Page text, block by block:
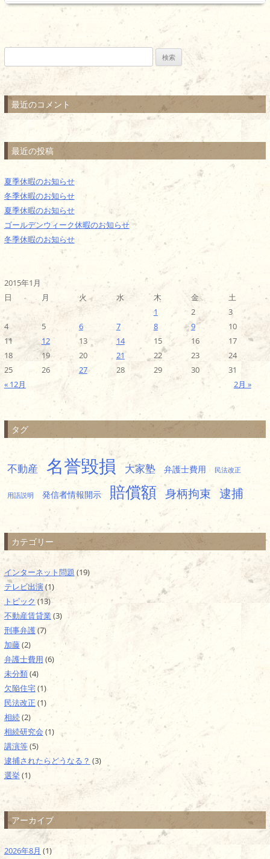
索:
最近のコメント
最近の投稿
夏季休暇のお知らせ
冬季休暇のお知らせ
夏季休暇のお知らせ
ゴールデンウィーク休暇のお知らせ
冬季休暇のお知らせ
2015年1月
日
月 火 水 木 金
土
1
2
3
4
5 6 7 8 9
10
11
12 13 14 15 16
17
18
19 20 21 22 23
24
25
26 27 28 29 30
31
« 12月
2月 »
タグ
不動産 名誉毀損 大家塾 弁護士費用 民法改正
用語説明 発信者情報開示 賠償額 身柄拘束 逮捕
カテゴリー
インターネット問題 (19)
テレビ出演(1)
トピック (13)
不動産賃貸業 (3)
刑事弁護(7)
加藤(2)
弁護士費用 (6)
未分類(4)
欠陥住宅(1)
民法改正 (1)
相続(2)
相続研究会 (1)
講演等(5)
逮捕されたらどうなる？ (3)
選挙(1)
アーカイブ
2026年8月 (1)